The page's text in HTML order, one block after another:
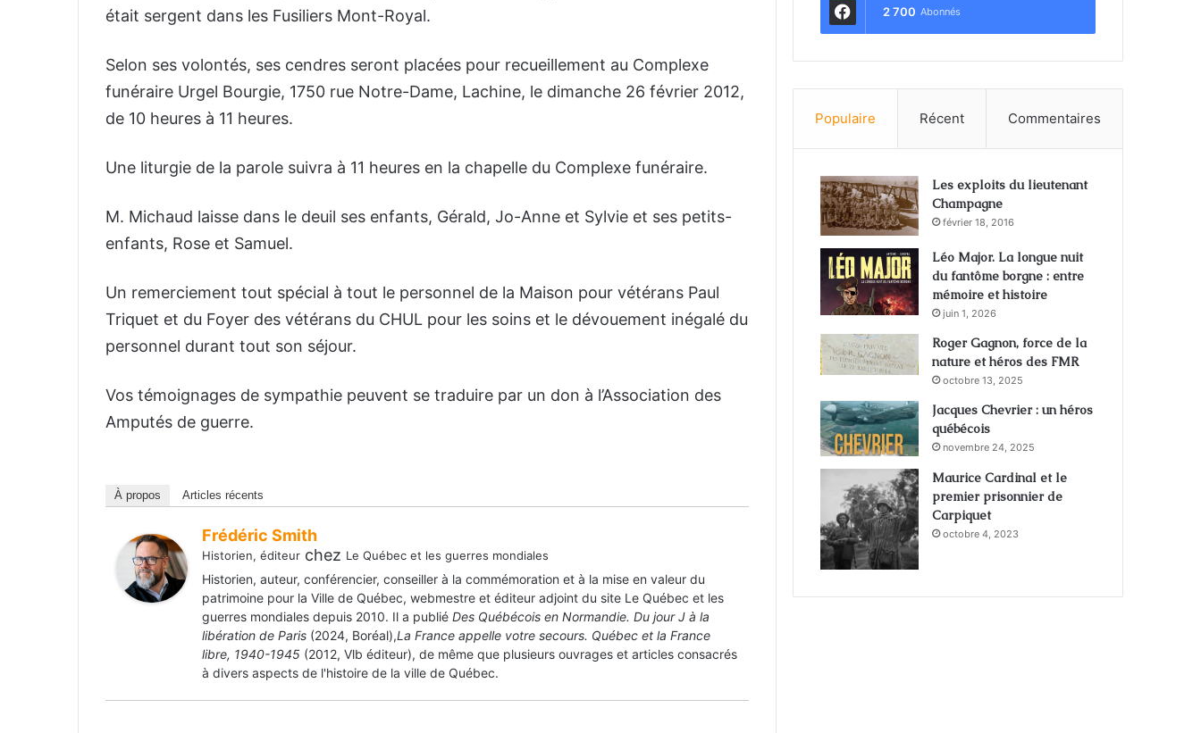
était sergent dans les Fusiliers Mont-Royal.
Selon ses volontés, ses cendres seront placées pour recueillement au Complexe
funéraire Urgel Bourgie, 1750 rue Notre-Dame, Lachine, le dimanche 26 février 2012,
de 10 heures à 11 heures.
Une liturgie de la parole suivra à 11 heures en la chapelle du Complexe funéraire.
M. Michaud laisse dans le deuil ses enfants, Gérald, Jo-Anne et Sylvie et ses petits-
enfants, Rose et Samuel.
Un remerciement tout spécial à tout le personnel de la Maison pour vétérans Paul
Triquet et du Foyer des vétérans du CHUL pour les soins et le dévouement inégalé du
personnel durant tout son séjour.
Vos témoignages de sympathie peuvent se traduire par un don à l’Association des
Amputés de guerre.
À propos Articles récents
Frédéric Smith
Historien, éditeur chez Le Québec et les guerres mondiales
Historien, auteur, conférencier, conseiller à la commémoration et à la mise en valeur du
patrimoine pour la Ville de Québec, webmestre et éditeur adjoint du site Le Québec et les
guerres mondiales depuis 2010. Il a publié Des Québécois en Normandie. Du jour J à la
libération de Paris (2024, Boréal),La France appelle votre secours. Québec et la France
libre, 1940-1945 (2012, Vlb éditeur), de même que plusieurs ouvrages et articles consacrés
à divers aspects de l'histoire de la ville de Québec.
Joseph Lomer Lambert
(1915-2014)
2 700 Abonnés
Populaire Récent Commentaires
Les exploits du lieutenant
Champagne
février 18, 2016
Léo Major. La longue nuit
du fantôme borgne : entre
mémoire et histoire
juin 1, 2026
Roger Gagnon, force de la
nature et héros des FMR
octobre 13, 2025
Jacques Chevrier : un héros
québécois
novembre 24, 2025
Maurice Cardinal et le
premier prisonnier de
Carpiquet
octobre 4, 2023